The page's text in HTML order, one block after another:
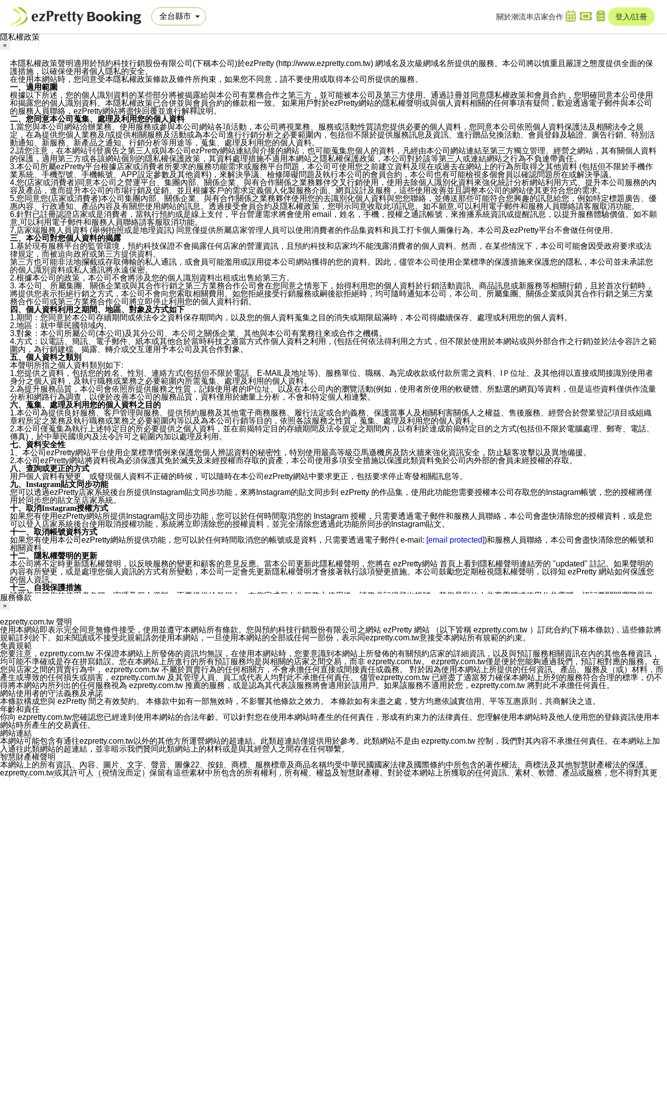
關於潮流串 店家合作 登入/註冊
隱私權政策
×
本隱私權政策聲明適用於預約科技行銷股份有限公司(下稱本公司)於ezPretty (http://www.ezpretty.com.tw) 網域名及次級網域名所提供的服務。本公司將以慎重且嚴謹之態度提供全面的保
護措施，以確保使用者個人隱私的安全。
在使用本網站時，您同意受本隱私權政策條款及條件所拘束，如果您不同意，請不要使用或取得本公司所提供的服務。
一、適用範圍
根據以下所述，您的個人識別資料的某些部分將被揭露給與本公司有業務合作之第三方，並可能被本公司及第三方使用。通過註冊並同意隱私權政策和會員合約，您明確同意本公司使用
和揭露您的個人識別資料。本隱私權政策已合併並與會員合約的條款相一致。 如果用戶對於ezPretty網站的隱私權聲明或與個人資料相關的任何事項有疑問，歡迎透過電子郵件與本公司
的服務人員聯絡，ezPretty網站將盡快回覆並進行解釋說明。
二、您同意本公司蒐集、處理及利用您的個人資料
1.當您與本公司網站洽辦業務、使用服務或參與本公司網站各項活動，本公司將視業務、服務或活動性質請您提供必要的個人資料，您同意本公司依照個人資料保護法及相關法令之規
定，在為提供您個人業務及/或提供相關服務及活動或為本公司進行行銷分析之必要範圍內，包括但不限於提供服務訊息及資訊、進行贈品兌換活動、會員登錄及驗證、廣告行銷、特別活
動通知、新服務、新產品之通知、行銷分析等用途等，蒐集、處理及利用您的個人資料。
2.請您注意，在本網站刊登廣告之第三人或與本公司ezPretty網站連結與介接的網站，也可能蒐集您個人的資料，凡經由本公司網站連結至第三方獨立管理、經營之網站，其有關個人資料
的保護，適用第三方或各該網站個別的隱私權保護政策，其資料處理措施不適用本網站之隱私權保護政策，本公司對於該等第三人或連結網站之行為不負連帶責任。
3.本公司所屬ezPretty平台根據店家或消費者所要求的服務功能需求或服務平台問題，本公司可使用您之前建立資料及現在或過去在網站上的行為所取得之其他資料 (包括但不限於手機作
業系統、手機型號、手機帳號、APP設定參數及其他資料)，來解決爭議、檢修障礙問題及執行本公司的會員合約，本公司也有可能檢視多個會員以確認問題所在或解決爭議。
4.您(店家或消費者)同意本公司之營運平台、集團內部、關係企業、與有合作關係之業務夥伴交叉行銷使用，使用去除個人識別化資料來強化統計分析網站利用方式、提升本公司服務的內
容及產品，進而提升本公司的市場行銷及促銷、並且根據客戶的需求定義個人化製服務介面、網頁設計及服務，這些使用改善並且調整本公司的網站使其更符合您的需求。
5.您同意您(店家或消費者)本公司集團內部、關係企業、與有合作關係之業務夥伴使用您的去識別化個人資料與您您聯絡，並傳送那些可能符合您興趣的訊息給您，例如特定標題廣告、優
惠內容、行政通知、產品內容及有關您使用網站的訊息。透過接受會員合約及隱私權政策，您明示同意收取此項訊息。如不願意,可以利用電子郵件和服務人員聯絡請客服取消功能。
6.針對已註冊認證店家或是消費者，當執行預約或是線上支付，平台營運需求將會使用 email，姓名，手機，授權之通訊帳號，來推播系統資訊或提醒訊息，以提升服務體驗價值。如不願
意,可以利用電子郵件和服務人員聯絡請客服取消功能。
7.店家端服務人員資料 (舉例拍照或是地理資訊) 同意僅提供所屬店家管理人員可以使用消費者的作品集資料和員工打卡個人圖像行為。本公司及ezPretty平台不會做任何使用。
三、本公司對您個人資料的揭露
1.基於現有服務平台的監管環境，預約科技保證不會揭露任何店家的營運資訊，且預約科技和店家均不能洩露消費者的個人資料。然而，在某些情況下，本公司可能會因受政府要求或法
律規定，而被迫向政府或第三方提供資料。
第三方也可能非法地攔截或存取傳輸的私人通訊，或會員可能濫用或誤用從本公司網站獲得的您的資料。因此，儘管本公司使用企業標準的保護措施來保護您的隱私，本公司並未承諾您
的個人識別資料或私人通訊將永遠保密。
2.根據本公司的政策，本公司不會將涉及您的個人識別資料出租或出售給第三方。
3. 本公司、所屬集團、關係企業或與其合作行銷之第三方業務合作公司會在您同意之情形下，始得利用您的個人資料於行銷活動資訊、商品訊息或新服務等相關行銷，且於首次行銷時，
將提供您表示拒絕行銷之方式，本公司不會向您索取相關費用。如您拒絕接受行銷服務或嗣後欲拒絕時，均可隨時通知本公司，本公司、所屬集團、關係企業或與其合作行銷之第三方業
務合作公司或第三方業務合作公司將立即停止利用您的個人資料行銷。
四、個人資料利用之期間、地區、對象及方式如下
1.期間：您同意於本公司存續期間或依法令之資料保存期間內，以及您的個人資料蒐集之目的消失或期限屆滿時，本公司得繼續保存、處理或利用您的個人資料。
2.地區：就中華民國領域內。
3.對象：本公司所屬公司(本公司)及其分公司、本公司之關係企業、其他與本公司有業務往來或合作之機構。
4.方式：以電話、簡訊、電子郵件、紙本或其他合於當時科技之適當方式作個人資料之利用，(包括任何依法得利用之方式，但不限於使用於本網站或與外部合作之行銷)並於法令容許之範
圍內，為行銷建檔、揭露、轉介或交互運用予本公司及其合作對象。
五、個人資料之類別
本聲明所指之個人資料類別如下:
1.您提供之資料，包括您的姓名、性別、連絡方式(包括但不限於電話、E-MAIL及地址等)、服務單位、職稱、為完成收款或付款所需之資料、IＰ位址、及其他得以直接或間接識別使用者
身分之個人資料，及執行職務或業務之必要範圍內所需蒐集、處理及利用的個人資料。
2.為提升服務品質，本公司會依照所提供服務之性質，記錄使用者的IP位址、以及在本公司內的瀏覽活動(例如，使用者所使用的軟硬體、所點選的網頁)等資料，但是這些資料僅供作流量
分析和網路行為調查，以便於改善本公司的服務品質，資料僅用於總量上分析，不會和特定個人相連繫。
六、蒐集、處理及利用您的個人資料之目的
1.本公司為提供良好服務、客戶管理與服務、提供預約服務及其他電子商務服務、履行法定或合約義務、保護當事人及相關利害關係人之權益、售後服務、經營合於營業登記項目或組織
章程所定之業務及執行職務或業務之必要範圍內等以及為本公司行銷等目的，依照各該服務之性質，蒐集、處理及利用您的個人資料。
2.本公司僅蒐集為執行上述特定目的所必要提供之個人資料，並在前揭特定目的存續期間及法令規定之期間內，以有利於達成前揭特定目的之方式(包括但不限於電腦處理、郵寄、電話、
傳真)，於中華民國境內及法令許可之範圍內加以處理及利用。
七、資料安全性
1、本公司ezPretty網站平台使用企業標準慣例來保護您個人辨認資料的秘密性，特別使用最高等級亞馬遜機房及防火牆來強化資訊安全，防止駭客攻擊以及異地備援。
2.本公司ezPretty網站將資料視為必須保護其免於滅失及未經授權而存取的資產，本公司使用多項安全措施以保護此類資料免於公司內外部的會員未經授權的存取。
八、查詢或更正的方式
用戶個人資料有變更、或發現個人資料不正確的時候，可以隨時在本公司ezPretty網站中要求更正，包括要求停止寄發相關訊息等。
九、Instagram貼文同步功能
您可以透過ezPretty店家系統後台所提供Instagram貼文同步功能，來將Instagram的貼文同步到 ezPretty 的作品集，使用此功能您需要授權本公司存取您的Instagram帳號，您的授權將僅
用於同步您的貼文至店家系統。
十、取消Instagram授權方式
如果您有使用ezPretty網站所提供Instagram貼文同步功能，您可以於任何時間取消您的 Instagram 授權，只需要透過電子郵件和服務人員聯絡，本公司會盡快清除您的授權資料，或是您
可以登入店家系統後台使用取消授權功能，系統將立即清除您的授權資料，並完全清除您透過此功能所同步的Instagram貼文。
十一、取消帳號資料方式
如果您有使用本公司ezPretty網站所提供功能，您可以於任何時間取消您的帳號或是資料，只需要透過電子郵件( e-mail: [email protected])和服務人員聯絡，本公司會盡快清除您的帳號和
相關資料。
十二、隱私權聲明的更新
本公司將不定時更新隱私權聲明，以反映服務的變更和顧客的意見反應。當本公司更新此隱私權聲明，您將在 ezPretty網站 首頁上看到隱私權聲明連結旁的 "updated" 註記。如果聲明的
內容有所變更，或是處理您個人資訊的方式有所變動，本公司一定會先更新隱私權聲明才會接著執行該項變更措施。本公司鼓勵您定期檢視隱私權聲明，以得知 ezPretty 網站如何保護您
的個人資訊。
十三、自我保護措施
請妥善保管您的使用者名稱、密碼及個人資料，不要提供給任何人。在您完成個人化服務之使用後，請務必記得登出帳號。若您是與他人共享電腦或使用公共電腦，切記要關閉瀏覽器視
窗，以防止他人讀取您的個人資料、信件或進入所機關管理區。
您同意本公司網站，透過您所提供的郵件地址與您取得聯絡並傳送或宣傳本網站各項服務之資料或電子郵件供您參考。您能依照該資料或電子郵件所指示之方法、說明或功能連結，隨時
停止接收這些資料或電子郵件。
十五、訊息通知
本公司/本服務將以通知型訊息傳送重要訊息給您。即使未加入本公司/本服務好友，您仍可接收到通知型訊息。
本公司/本服務傳送之通知型訊息以對您有效且重要的訊息為限，以廣告或其他目的的訊息皆不會被傳送。滿足以下三個條件者，將可收到通知型訊息。
1.LINE 帳號設定的電話號碼與本公司/本服務所傳來的電話號碼比對相符。
2.該 LINE 帳號已在 LINE APP 設定中，同意接收通知型訊息。
3.LINE 帳號未封鎖傳送訊息之 LINE 官方帳號。
欲變更通知型訊息的設定，操作如下：
1.點選「主頁」＞「設定」
2.點選「隱私設定」
3.點選「提供使用資料」
4.點選「LINE通知型訊息」
5.開關「接收LINE通知型訊息」
❗️關閉「接收通知型訊息」後，將不會接收到來自任何企業官方帳號或認證官方帳號的通知型訊息。
服務條款
×
ezpretty.com.tw 聲明
使用本網站即表示完全同意無條件接受，使用並遵守本網站所有條款。您與預約科技行銷股份有限公司之網站 ezPretty 網站 （以下皆稱 ezpretty.com.tw ）訂此合約(下稱本條款)，這些條款將
規範詳列於下。如未閱讀或不接受此規範請勿使用本網站，一旦使用本網站的全部或任何一部份，表示同ezpretty.com.tw意接受本網站所有規範的約束。
免責規範
您要注意，ezpretty.com.tw 不保證本網站上所發佈的資訊均無誤，在使用本網站時，您要意識到本網站上所發佈的有關預約店家的詳細資訊，以及與預訂服務相關資訊在內的其他各種資訊，
均可能不準確或是存在拼寫錯誤。您在本網站上所進行的所有預訂服務均是與相關的店家之間交易，而非 ezpretty.com.tw。 ezpretty.com.tw僅是便於您能夠通過我們，預訂相對應的服務。在
您與店家之間的買賣行為中， ezpretty.com.tw 不屬於買賣行為的任何相關方，不會承擔任何直接或間接責任或義務。 對於因為使用本網站上所提供的任何資訊、產品、服務及（或）材料，而
產生或導致的任何損失或損害，ezpretty.com.tw 及其管理人員、員工或代表人均對此不承擔任何責任。 儘管ezpretty.com.tw 已經盡了適當努力確保本網站上所列的服務符合合理的標準，仍不
得將本網站內所列出的任何服務視為 ezpretty.com.tw 推薦的服務，或是認為其代表該服務將會適用於該用戶。如果該服務不適用於您，ezpretty.com.tw 將對此不承擔任何責任。
網站使用者的守法義務及承諾
本條款構成您與 ezPretty 間之有效契約。 本條款中如有一部無效時，不影響其他條款之效力。 本條款如有未盡之處，雙方均應依誠實信用、平等互惠原則，共商解決之道。
年齡和責任
你向 ezpretty.com.tw您確認您已經達到使用本網站的合法年齡。可以針對您在使用本網站時產生的任何責任，形成有約束力的法律責任。您理解使用本網站時及他人使用您的登錄資訊使用本
網站時所產生的交易責任。
網站連結
本網站可能包含有通往ezpretty.com.tw以外的其他方所運營網站的超連結。此類超連結僅提供用於參考。此類網站不是由 ezpretty.com.tw 控制，我們對其內容不承擔任何責任。在本網站上加
入通往此類網站的超連結，並非暗示我們贊同此類網站上的材料或是與其經營人之間存在任何聯繫。
智慧財產權聲明
本網站上的所有資訊、內容、圖片、文字、聲音、圖像22、按鈕、商標、服務標章及商品名稱均受中華民國國家法律及國際條約中所包含的著作權法、商標法及其他智慧財產權法的保護。
ezpretty.com.tw或其許可人（視情況而定）保留有這些素材中所包含的所有權利，所有權、權益及智慧財產權。對於從本網站上所獲取的任何資訊、素材、軟體、產品或服務，您不得對其更